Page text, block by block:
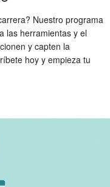
Nuestro programa
las herramientas y el
y capten la
hoy y empieza tu